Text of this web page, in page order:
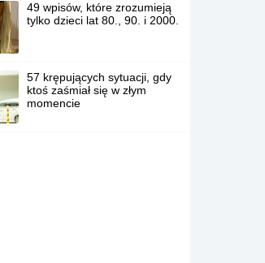
49 wpisów, które zrozumieją
tylko dzieci lat 80., 90. i 2000.
57 krępujących sytuacji, gdy
ktoś zaśmiał się w złym
momencie